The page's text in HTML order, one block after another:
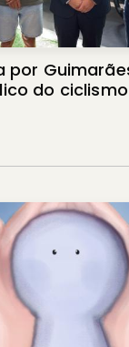
por
do ciclismo